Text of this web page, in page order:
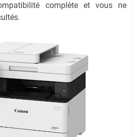
complète et vous ne